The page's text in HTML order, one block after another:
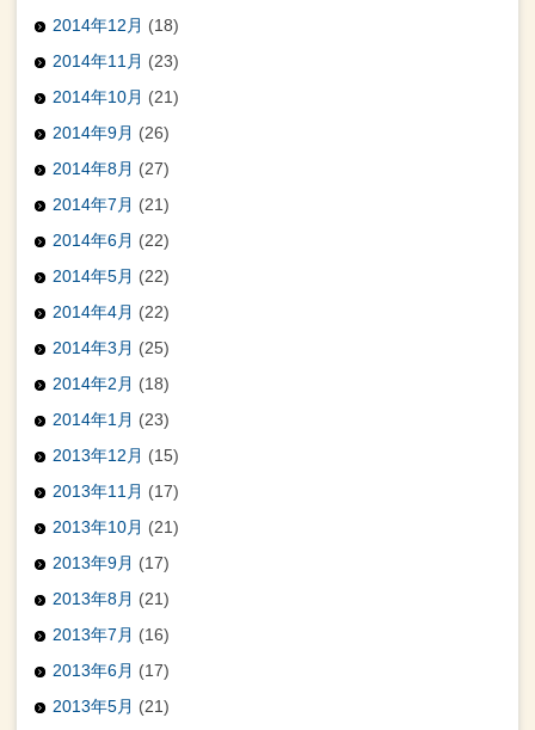
2014年12月 (18)
2014年11月 (23)
2014年10月 (21)
2014年9月 (26)
2014年8月 (27)
2014年7月 (21)
2014年6月 (22)
2014年5月 (22)
2014年4月 (22)
2014年3月 (25)
2014年2月 (18)
2014年1月 (23)
2013年12月 (15)
2013年11月 (17)
2013年10月 (21)
2013年9月 (17)
2013年8月 (21)
2013年7月 (16)
2013年6月 (17)
2013年5月 (21)